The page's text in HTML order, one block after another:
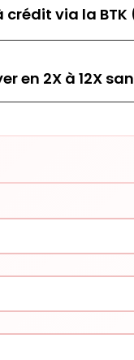
crédit via la
en 2X à 12X